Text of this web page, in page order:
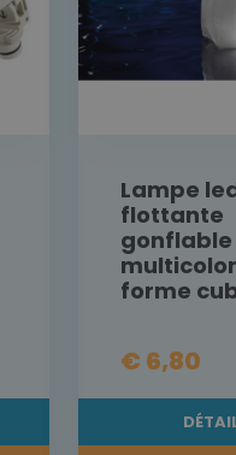
Lampe
flottante
gonflable
forme
€ 6,80